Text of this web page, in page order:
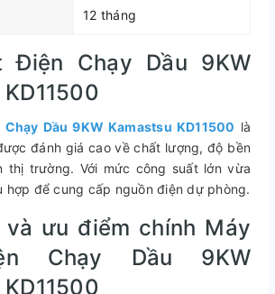
12 tháng
Điện Chạy Dầu 9KW
Dầu 9KW Kamastsu KD11500 là
đánh giá cao về chất lượng, độ bền
thị trường. Với mức công suất lớn vừa
hợp để cung cấp nguồn điện dự phòng.
ưu điểm chính Máy
Chạy Dầu 9KW